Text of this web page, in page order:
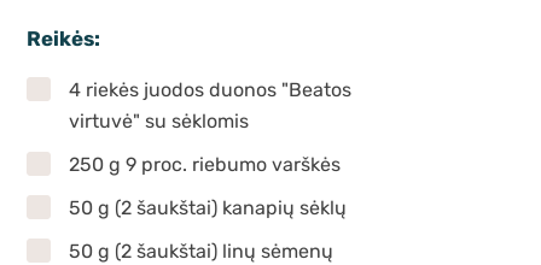
Reikės:
4 riekės juodos duonos "Beatos
virtuvė" su sėklomis
250 g 9 proc. riebumo varškės
50 g (2 šaukštai) kanapių sėklų
50 g (2 šaukštai) linų sėmenų